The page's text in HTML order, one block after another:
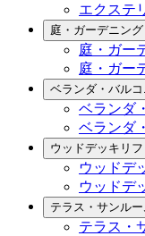
エクステ
庭・ガーデニン
庭・ガー
庭・ガー
ベランダ・バル
ベランダ
ベランダ
ウッドデッキリ
ウッドデ
ウッドデ
テラス・サンル
テラス・